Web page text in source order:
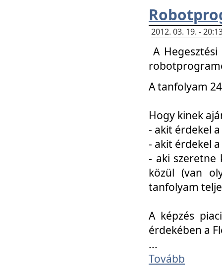
2012. 03. 19. -
A
A tanfolyam
Hogy kinek
- akit érdekel
- akit érdekel
- aki szeretne
közül (van
tanfolyam
A képzés
érdekében a
...
Tovább